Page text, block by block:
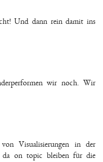
Und dann rein damit ins
wir noch. Wir
Visualisierungen in der
da on topic bleiben für die